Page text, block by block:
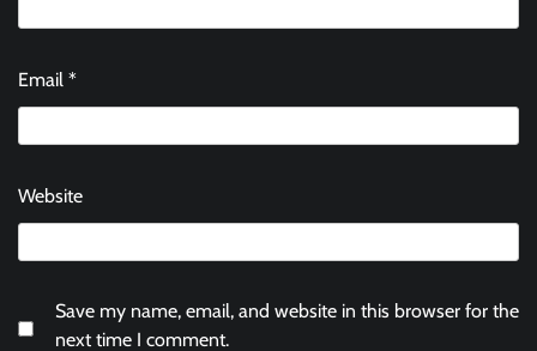
Email *
Website
Save my name, email, and website in this browser for the
next time I comment.